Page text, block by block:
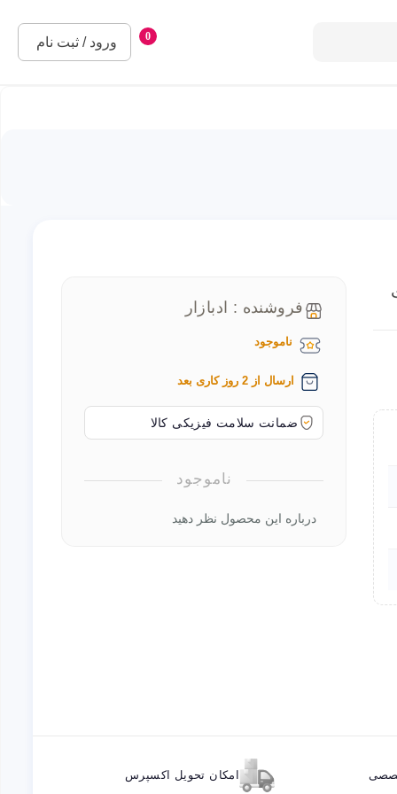
0
ورود / ثبت نام
فروشنده : ادبازار
ناموجود
ارسال از 2 روز کاری بعد
ضمانت سلامت فیزیکی کالا
ناموجود
درباره این محصول نظر دهید
امکان تحویل اکسپرس